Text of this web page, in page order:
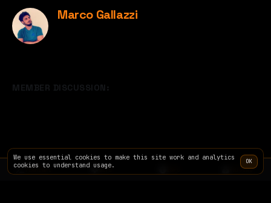
SITE PRICING
Marco Gallazzi
MEMBER DISCUSSION:
We use essential cookies to make this site work and analytics
cookies to understand usage.
OK